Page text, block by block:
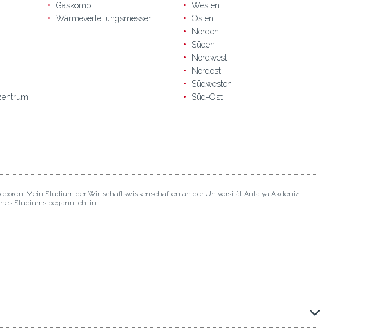
Gaskombi
Wärmeverteilungsmesser
Westen
Osten
Norden
Süden
Nordwest
Nordost
Südwesten
Süd-Ost
Mein Studium der Wirtschaftswissenschaften an der Universität Antalya Akdeniz
Studiums begann ich, in ...